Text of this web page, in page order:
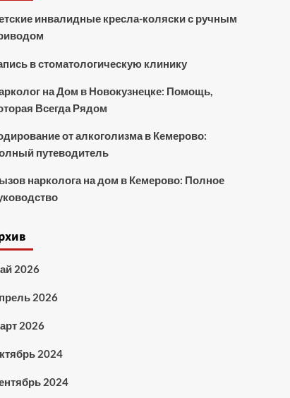
инвалидные кресла-коляски с ручным
в стоматологическую клинику
на Дом в Новокузнецке: Помощь,
Всегда Рядом
от алкоголизма в Кемерово:
путеводитель
нарколога на дом в Кемерово: Полное
2026
2026
2026
2024
2024